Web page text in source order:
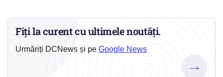
Fiți la curent cu ultimele noutăți.
Urmăriți DCNews și pe Google News
→